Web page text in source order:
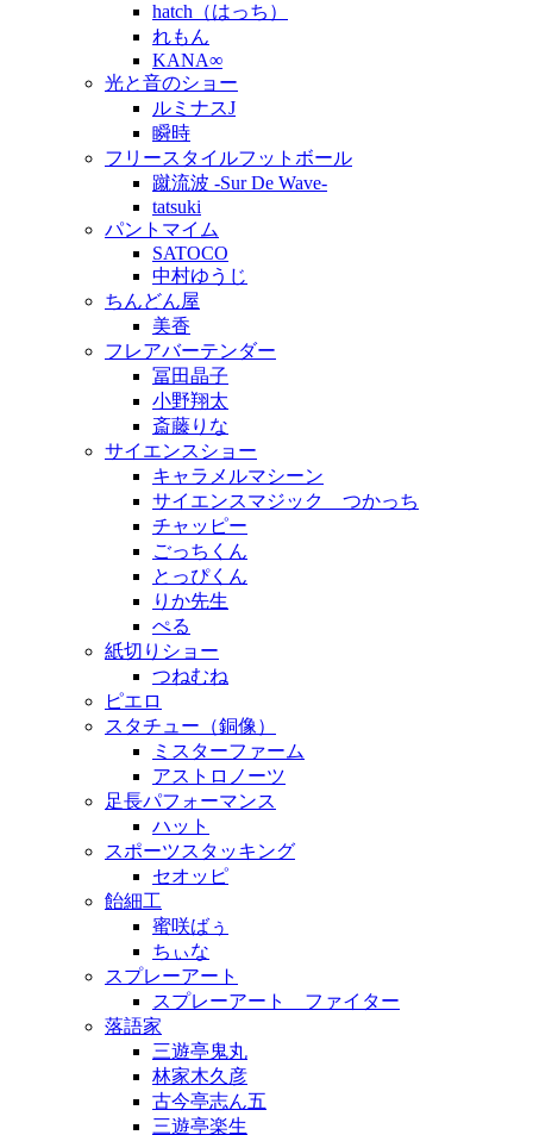
hatch（はっち）
れもん
KANA∞
光と音のショー
ルミナスJ
瞬時
フリースタイルフットボール
蹴流波 -Sur De Wave-
tatsuki
パントマイム
SATOCO
中村ゆうじ
ちんどん屋
美香
フレアバーテンダー
冨田晶子
小野翔太
斎藤りな
サイエンスショー
キャラメルマシーン
サイエンスマジック つかっち
チャッピー
ごっちくん
とっぴくん
りか先生
ぺる
紙切りショー
つねむね
ピエロ
スタチュー（銅像）
ミスターファーム
アストロノーツ
足長パフォーマンス
ハット
スポーツスタッキング
セオッピ
飴細工
蜜咲ばぅ
ちぃな
スプレーアート
スプレーアート ファイター
落語家
三遊亭鬼丸
林家木久彦
古今亭志ん五
三遊亭楽生